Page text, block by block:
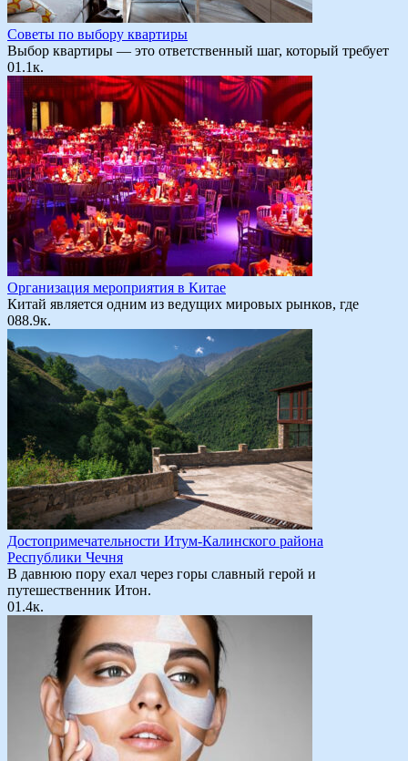
Советы по выбору квартиры
Выбор квартиры — это ответственный шаг, который требует
01.1к.
Организация мероприятия в Китае
Китай является одним из ведущих мировых рынков, где
088.9к.
Достопримечательности Итум-Калинского района
Республики Чечня
В давнюю пору ехал через горы славный герой и
путешественник Итон.
01.4к.